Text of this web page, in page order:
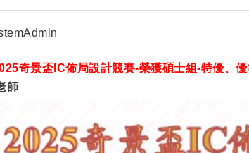
者：
奇景盃IC佈局設計競賽-榮獲碩士組-特優、優
師